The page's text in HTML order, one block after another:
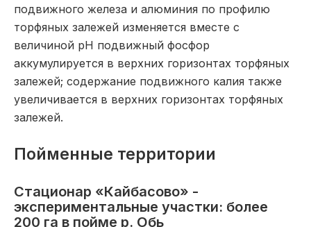
подвижного железа и алюминия по профилю
торфяных залежей изменяется вместе с
величиной pH подвижный фосфор
аккумулируется в верхних горизонтах торфяных
залежей; содержание подвижного калия также
увеличивается в верхних горизонтах торфяных
залежей.
Пойменные территории
Стационар «Кайбасово» -
экспериментальные участки: более
200 га в пойме р. Обь